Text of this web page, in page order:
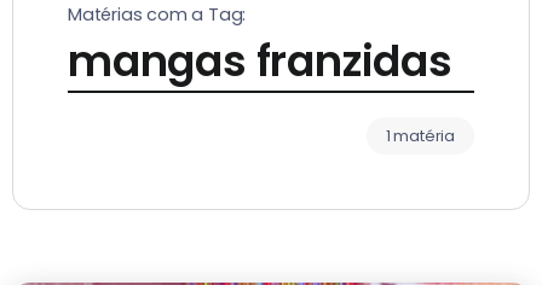
Matérias com a Tag:
mangas franzidas
1 matéria